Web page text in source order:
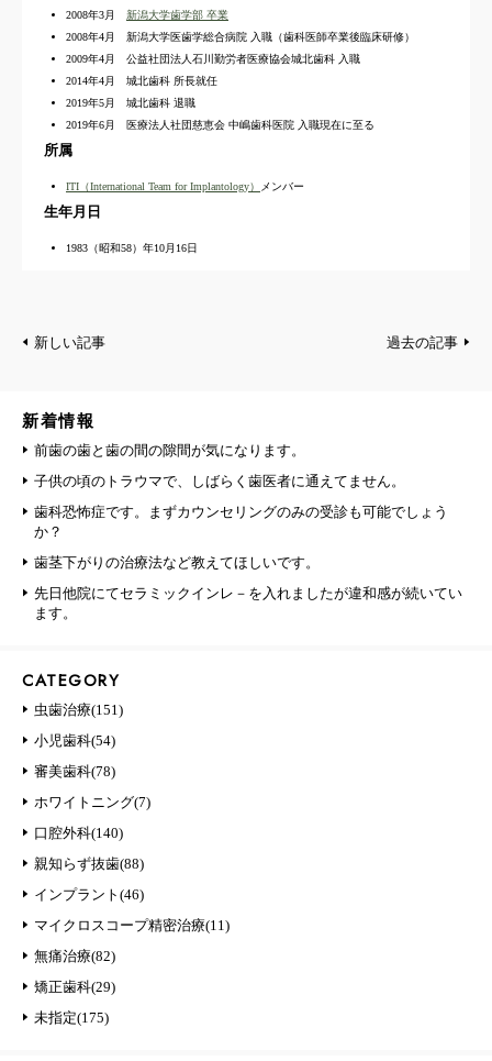
2008年3月 新潟大学歯学部 卒業
2008年4月 新潟大学医歯学総合病院 入職（歯科医師卒業後臨床研修）
2009年4月 公益社団法人石川勤労者医療協会城北歯科 入職
2014年4月 城北歯科 所長就任
2019年5月 城北歯科 退職
2019年6月 医療法人社団慈恵会 中嶋歯科医院 入職現在に至る
所属
ITI（International Team for Implantology） メンバー
生年月日
1983（昭和58）年10月16日
新しい記事 過去の記事
新着情報
前歯の歯と歯の間の隙間が気になります。
子供の頃のトラウマで、しばらく歯医者に通えてません。
歯科恐怖症です。まずカウンセリングのみの受診も可能でしょう
か？
歯茎下がりの治療法など教えてほしいです。
先日他院にてセラミックインレ－を入れましたが違和感が続いてい
ます。
CATEGORY
虫歯治療(151)
小児歯科(54)
審美歯科(78)
ホワイトニング(7)
口腔外科(140)
親知らず抜歯(88)
インプラント(46)
マイクロスコープ精密治療(11)
無痛治療(82)
矯正歯科(29)
未指定(175)